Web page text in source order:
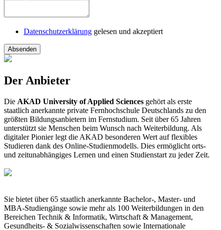
Datenschutzerklärung gelesen und akzeptiert
Absenden
Der Anbieter
Die AKAD University of Applied Sciences gehört als erste
staatlich anerkannte private Fernhochschule Deutschlands zu den
größten Bildungsanbietern im Fernstudium. Seit über 65 Jahren
unterstützt sie Menschen beim Wunsch nach Weiterbildung. Als
digitaler Pionier legt die AKAD besonderen Wert auf flexibles
Studieren dank des Online-Studienmodells. Dies ermöglicht orts-
und zeitunabhängiges Lernen und einen Studienstart zu jeder Zeit.
Sie bietet über 65 staatlich anerkannte Bachelor-, Master- und
MBA-Studiengänge sowie mehr als 100 Weiterbildungen in den
Bereichen Technik & Informatik, Wirtschaft & Management,
Gesundheits- & Sozialwissenschaften sowie Internationale